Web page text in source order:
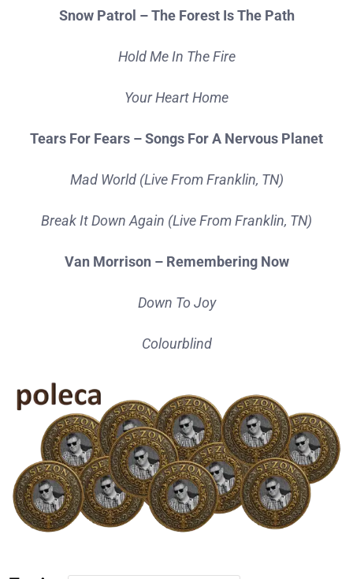
Snow Patrol – The Forest Is The Path
Hold Me In The Fire
Your Heart Home
Tears For Fears – Songs For A Nervous Planet
Mad World (Live From Franklin, TN)
Break It Down Again (Live From Franklin, TN)
Van Morrison – Remembering Now
Down To Joy
Colourblind